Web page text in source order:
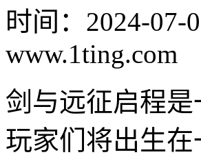
时间：2024-07-
www.1ting.com
剑与远征启程
玩家们将出生